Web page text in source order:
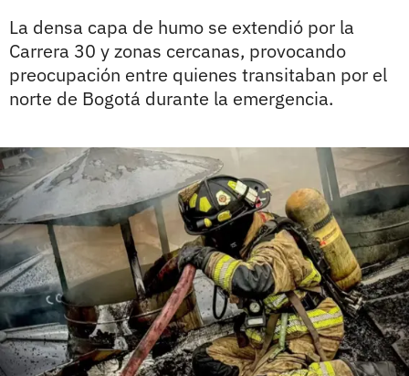
La densa capa de humo se extendió por la
Carrera 30 y zonas cercanas, provocando
preocupación entre quienes transitaban por el
norte de Bogotá durante la emergencia.